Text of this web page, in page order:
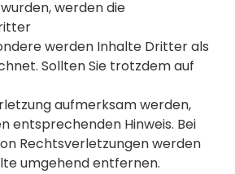
werden die
werden Inhalte Dritter als
Sollten Sie trotzdem auf
aufmerksam werden,
entsprechenden Hinweis. Bei
Rechtsverletzungen werden
umgehend entfernen.